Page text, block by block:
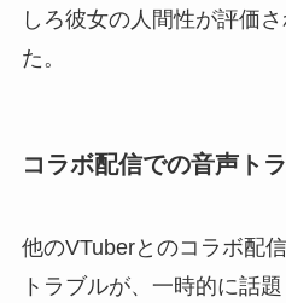
しろ彼女の人間性が評価
た。
コラボ配信での音声ト
他のVTuberとのコラボ配
トラブルが、一時的に話